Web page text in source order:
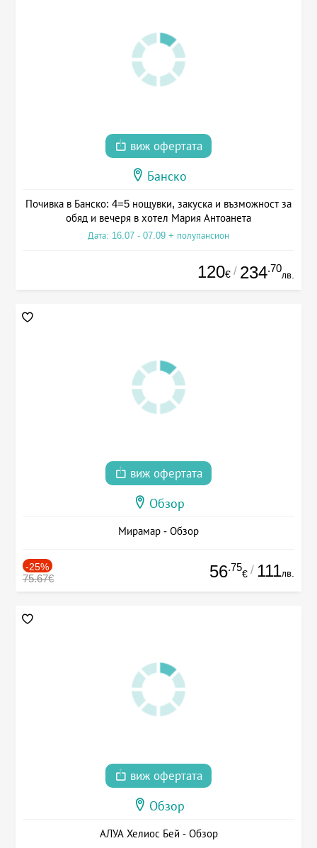
виж офертата
Банско
Почивка в Банско: 4=5 нощувки, закуска и възможност за
обяд и вечеря в хотел Мария Антоанета
Дата: 16.07 - 07.09 + полупансион
120€ / 234.70
лв.
виж офертата
Обзор
Мирамар - Обзор
-25%
75.67€ 56.75
€ / 111лв.
виж офертата
Обзор
АЛУА Хелиос Бей - Обзор